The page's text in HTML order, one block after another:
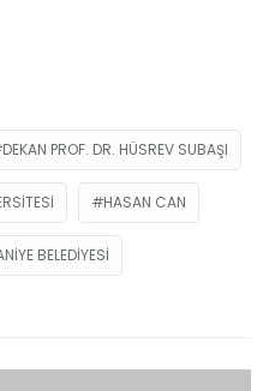
DEKAN PROF. DR. HÜSREV SUBAŞI
HASAN CAN
BELEDIYESI